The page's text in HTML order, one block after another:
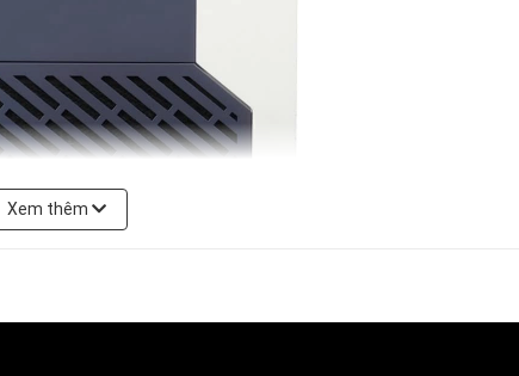
Xem thêm